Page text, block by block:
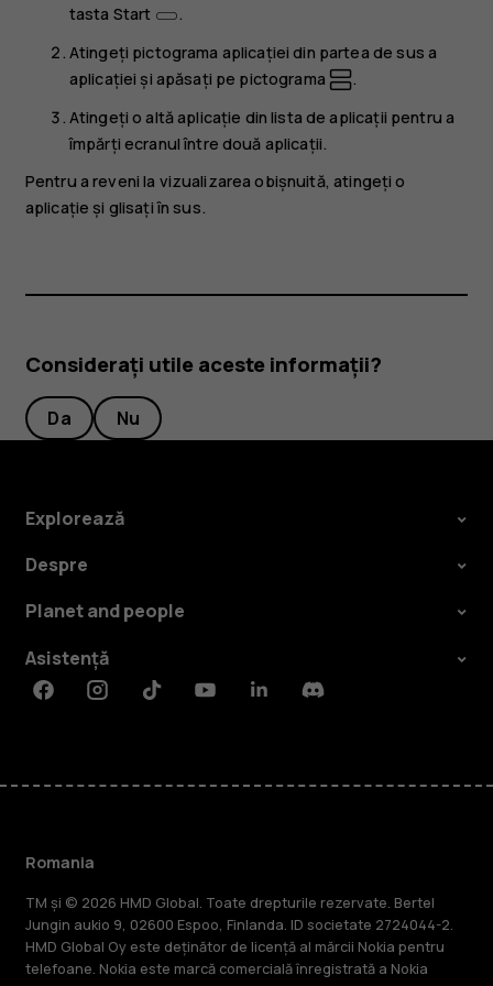
tasta Start
.
Atingeți pictograma aplicației din partea de sus a
aplicației și apăsați pe pictograma
.
Atingeți o altă aplicație din lista de aplicații pentru a
împărți ecranul între două aplicații.
Pentru a reveni la vizualizarea obișnuită, atingeți o
aplicație și glisați în sus.
Considerați utile aceste informații?
Da Nu
Explorează
Despre
Planet and people
Asistență
FacebookInstagramTiktokYoutubeLinkedinDiscord
Romania
TM și © 2026 HMD Global. Toate drepturile rezervate. Bertel
Jungin aukio 9, 02600 Espoo, Finlanda. ID societate 2724044-2.
HMD Global Oy este deținător de licență al mărcii Nokia pentru
telefoane. Nokia este marcă comercială înregistrată a Nokia